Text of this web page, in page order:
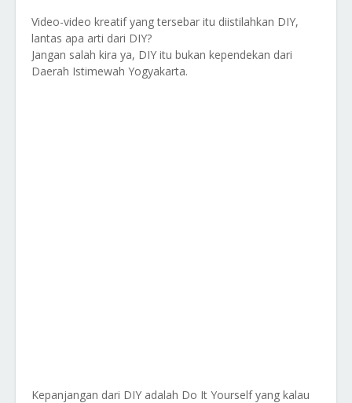
Video-video kreatif yang tersebar itu diistilahkan DIY,
lantas apa arti dari DIY?
Jangan salah kira ya, DIY itu bukan kependekan dari
Daerah Istimewah Yogyakarta.
Kepanjangan dari DIY adalah Do It Yourself yang kalau